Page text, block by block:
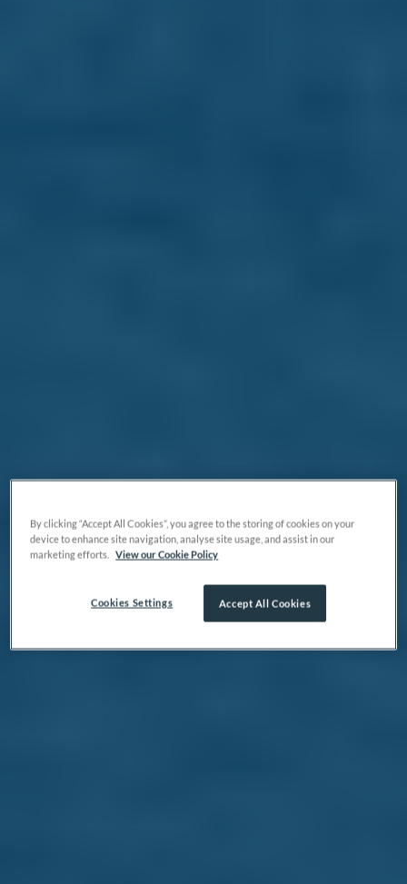
By clicking “Accept All Cookies”, you agree to the storing of cookies on your
device to enhance site navigation, analyse site usage, and assist in our
marketing efforts. View our Cookie Policy
Accept All Cookies
Cookies Settings